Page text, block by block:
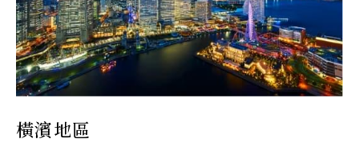
橫濱地區